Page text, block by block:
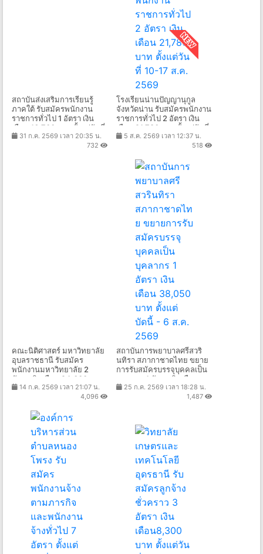
สถาบันส่งเสริมการเรียนรู้
ภาคใต้ รับสมัครพนักงาน
ราชการทั่วไป 1 อัตรา เงิน
เดือน 16,700 บาท ตั้งแต่วันที่
17 - 25 ส.ค. 2569
31 ก.ค. 2569 เวลา 20:35 น.
732
โรงเรียนน่านปัญญานุกูล
จังหวัดน่าน รับสมัครพนักงาน
ราชการทั่วไป 2 อัตรา เงิน
เดือน 21,780 บาท ตั้งแต่วันที่
10-17 ส.ค. 2569
5 ส.ค. 2569 เวลา 12:37 น.
518
คณะนิติศาสตร์ มหาวิทยาลัย
อุบลราชธานี รับสมัคร
พนักงานมหาวิทยาลัย 2
อัตรา เงินเดือน 24,000 -
33,600 บาท ตั้งแต่วันที่ 21
ก.ค. - 20 ส.ค. 2569
14 ก.ค. 2569 เวลา 21:07 น.
สถาบันการพยาบาลศรีสวริ
นทิรา สภากาชาดไทย ขยาย
การรับสมัครบรรจุบุคคลเป็น
บุคลากร 1 อัตรา เงินเดือน
38,050 บาท ตั้งแต่บัดนี้ - 6
25 ก.ค. 2569 เวลา 18:28 น.